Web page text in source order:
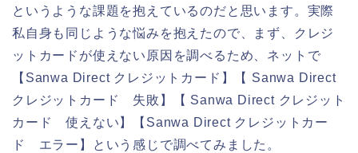
というような課題を抱えているのだと思います。実際
私自身も同じような悩みを抱えたので、まず、クレジ
ットカードが使えない原因を調べるため、ネットで
【Sanwa Direct クレジットカード】【 Sanwa Direct
クレジットカード 失敗】【 Sanwa Direct クレジット
カード 使えない】【Sanwa Direct クレジットカー
ド エラー】という感じで調べてみました。